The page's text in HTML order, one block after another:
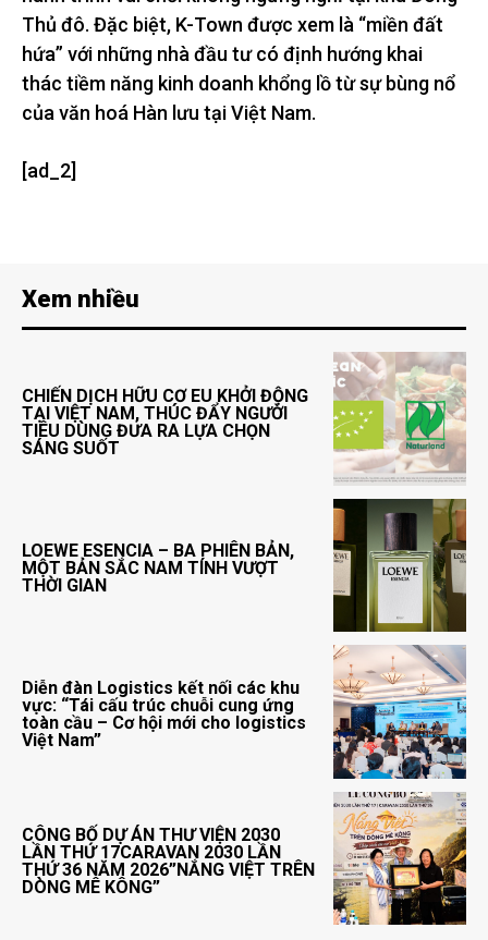
Thủ đô. Đặc biệt, K-Town được xem là “miền đất
hứa” với những nhà đầu tư có định hướng khai
thác tiềm năng kinh doanh khổng lồ từ sự bùng nổ
của văn hoá Hàn lưu tại Việt Nam.
[ad_2]
Xem nhiều
CHIẾN DỊCH HỮU CƠ EU KHỞI ĐỘNG
TẠI VIỆT NAM, THÚC ĐẨY NGƯỜI
TIÊU DÙNG ĐƯA RA LỰA CHỌN
SÁNG SUỐT
LOEWE ESENCIA – BA PHIÊN BẢN,
MỘT BẢN SẮC NAM TÍNH VƯỢT
THỜI GIAN
Diễn đàn Logistics kết nối các khu
vực: “Tái cấu trúc chuỗi cung ứng
toàn cầu – Cơ hội mới cho logistics
Việt Nam”
CÔNG BỐ DỰ ÁN THƯ VIỆN 2030
LẦN THỨ 17CARAVAN 2030 LẦN
THỨ 36 NĂM 2026”NẮNG VIỆT TRÊN
DÒNG MÊ KÔNG”